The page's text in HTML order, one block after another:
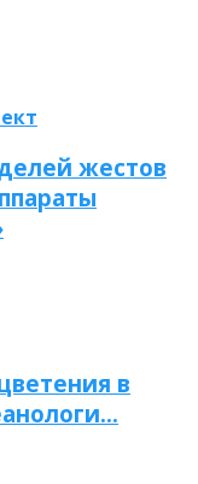
жестов
в